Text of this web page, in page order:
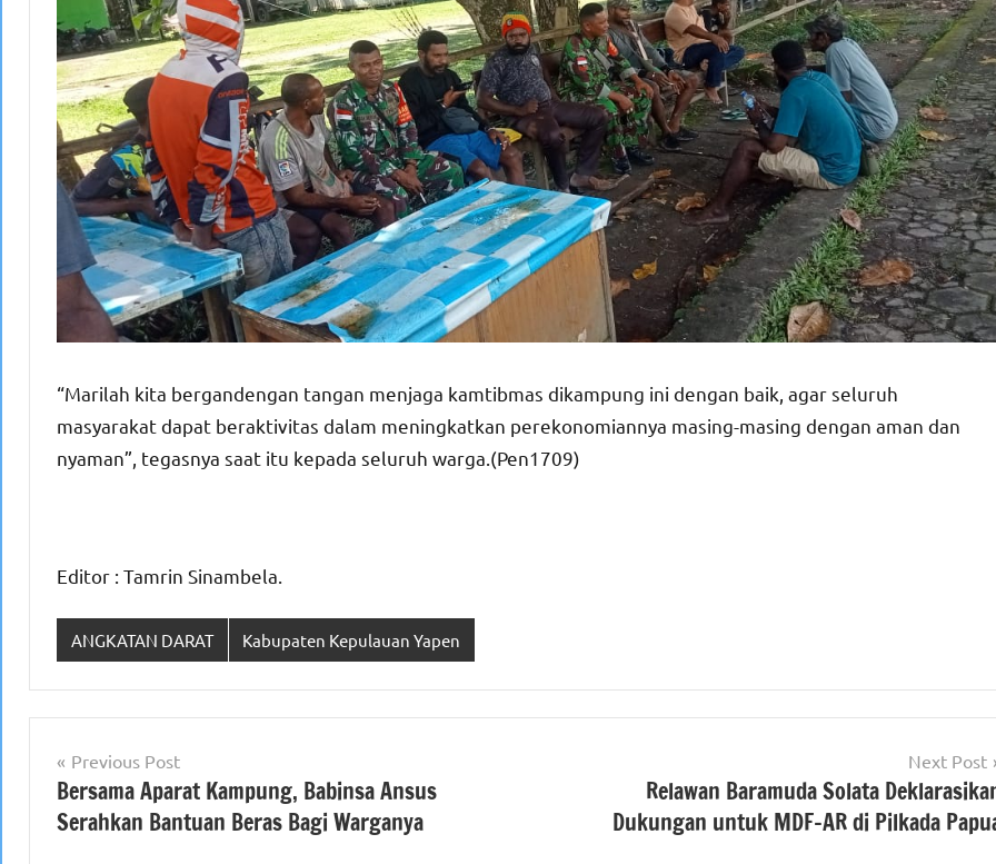
“Marilah kita bergandengan tangan menjaga kamtibmas dikampung ini dengan baik, agar seluruh
masyarakat dapat beraktivitas dalam meningkatkan perekonomiannya masing-masing dengan aman dan
nyaman”, tegasnya saat itu kepada seluruh warga.(Pen1709)
Editor : Tamrin Sinambela.
ANGKATAN DARAT Kabupaten Kepulauan Yapen
Navigasi
pos
Previous Post
Bersama Aparat Kampung, Babinsa Ansus
Serahkan Bantuan Beras Bagi Warganya
Next Post
Relawan Baramuda Solata
Dukungan untuk MDF-AR di Pilkada